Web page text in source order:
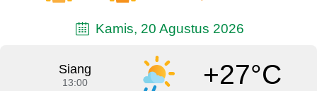
Kamis, 20 Agustus 2026
Siang
13:00 +27°C